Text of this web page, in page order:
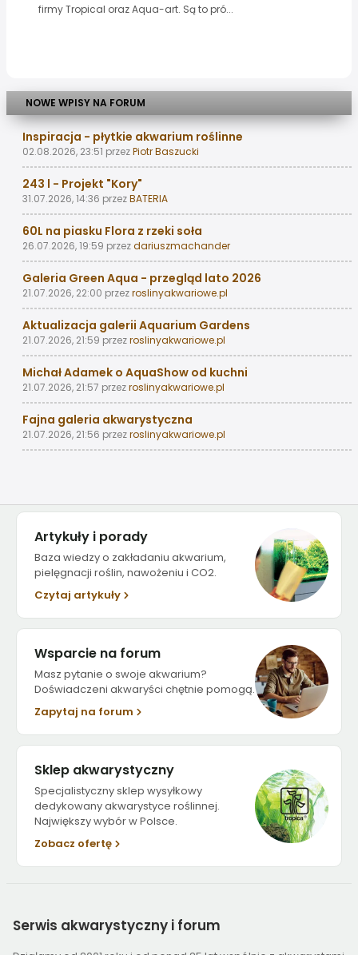
firmy Tropical oraz Aqua-art. Są to pró...
NOWE WPISY NA FORUM
Inspiracja - płytkie akwarium roślinne
02.08.2026, 23:51 przezPiotr Baszucki
243 l - Projekt "Kory"
31.07.2026, 14:36 przezBATERIA
60L na piasku Flora z rzeki soła
26.07.2026, 19:59 przezdariuszmachander
Galeria Green Aqua - przegląd lato 2026
21.07.2026, 22:00 przezroslinyakwariowe.pl
Aktualizacja galerii Aquarium Gardens
21.07.2026, 21:59 przezroslinyakwariowe.pl
Michał Adamek o AquaShow od kuchni
21.07.2026, 21:57 przezroslinyakwariowe.pl
Fajna galeria akwarystyczna
21.07.2026, 21:56 przezroslinyakwariowe.pl
Artykuły i porady
Baza wiedzy o zakładaniu akwarium,
pielęgnacji roślin, nawożeniu i CO2.
Czytaj artykuły
Wsparcie na forum
Masz pytanie o swoje akwarium?
Doświadczeni akwaryści chętnie pomogą.
Zapytaj na forum
Sklep akwarystyczny
Specjalistyczny sklep wysyłkowy
dedykowany akwarystyce roślinnej.
Największy wybór w Polsce.
Zobacz ofertę
Serwis akwarystyczny i forum